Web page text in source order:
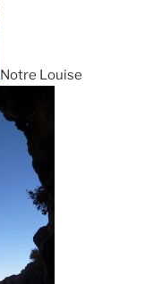
Notre Louise